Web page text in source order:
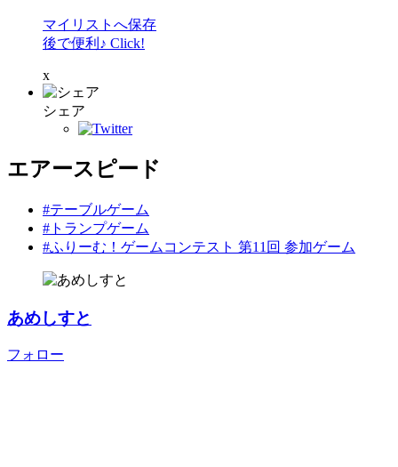
マイリストへ保存
後で便利♪ Click!
x
シェア
エアースピード
#テーブルゲーム
#トランプゲーム
#ふりーむ！ゲームコンテスト 第11回 参加ゲーム
あめしすと
フォロー